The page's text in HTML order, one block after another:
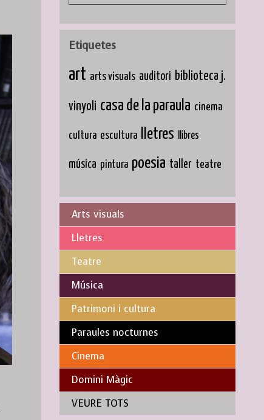
Etiquetes
art arts visuals auditori biblioteca j.
vinyoli casa de la paraula cinema
cultura escultura lletres llibres
música pintura poesia taller teatre
Arts visuals
Lletres
Teatre
Música
Patrimoni i cultura
Paraules nocturnes
Cinema
Domini Màgic
VEURE TOTS